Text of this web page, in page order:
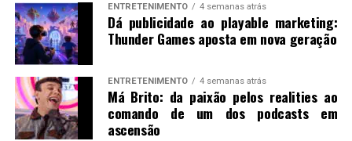
ENTRETENIMENTO 4 semanas atrás
Dá publicidade ao playable marketing:
Thunder Games aposta em nova geração
ENTRETENIMENTO 4 semanas atrás
Má Brito: da paixão pelos realities ao
comando de um dos podcasts em
ascensão